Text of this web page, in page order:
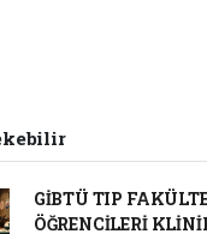
GİBTÜ TIP
ÖĞRENCİLERİ